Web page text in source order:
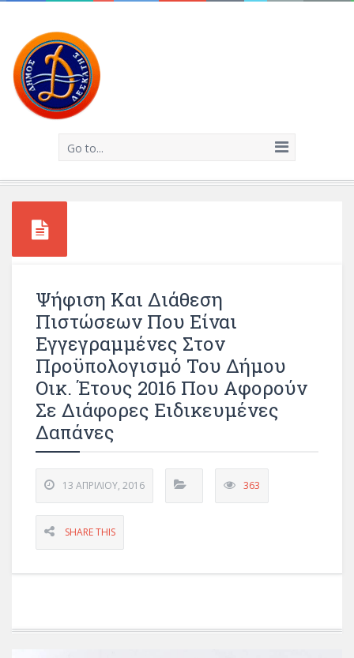
Go to...
Ψήφιση Και Διάθεση
Πιστώσεων Που Είναι
Εγγεγραμμένες Στον
Προϋπολογισμό Του Δήμου
Οικ. Έτους 2016 Που Αφορούν
Σε Διάφορες Ειδικευμένες
Δαπάνες
13 ΑΠΡΙΛΊΟΥ, 2016 363
SHARE THIS